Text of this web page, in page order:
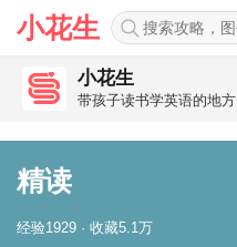
小花生
小花生
带孩子读书学英语的地方
精读
经验1929 · 收藏5.1万